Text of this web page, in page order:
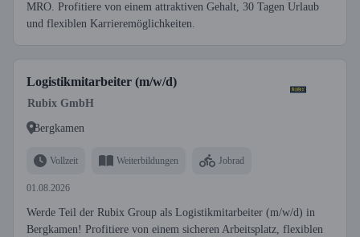
MRO. Profitiere von einem attraktiven Gehalt, 30 Tagen Urlaub
und flexiblen Karrieremöglichkeiten.
Logistikmitarbeiter (m/w/d)
Rubix GmbH
Bergkamen
Vollzeit Weiterbildungen Jobrad
01.08.2026
Werde Teil der Rubix Group als Logistikmitarbeiter (m/w/d) in
Bergkamen! Profitiere von einem sicheren Arbeitsplatz, flexiblen